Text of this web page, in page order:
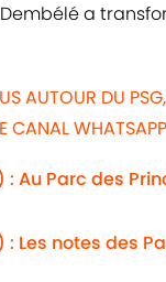
a
AUTOUR DU
CANAL
: Au Parc des
: Les notes des